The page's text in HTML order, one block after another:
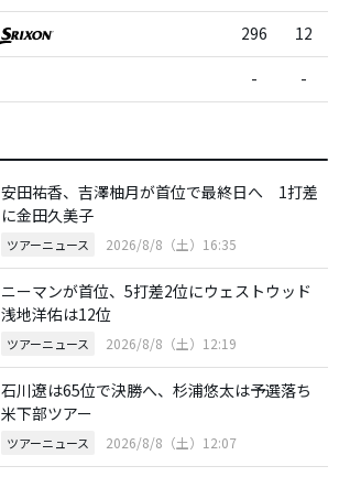
296 12
- -
安田祐香、吉澤柚月が首位で最終日へ 1打差
に金田久美子
ツアーニュース 2026/8/8（土）16:35
ニーマンが首位、5打差2位にウェストウッド
浅地洋佑は12位
ツアーニュース 2026/8/8（土）12:19
石川遼は65位で決勝へ、杉浦悠太は予選落ち
米下部ツアー
ツアーニュース 2026/8/8（土）12:07